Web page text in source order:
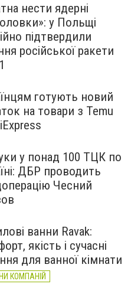
нести ядерні
у Польщі
підтвердили
російської ракети
готують новий
на товари з Temu
у понад 100 ТЦК по
ДБР проводить
Чесний
ванни Ravak:
якість і сучасні
для ванної кімнати
КОМПАНІЙ